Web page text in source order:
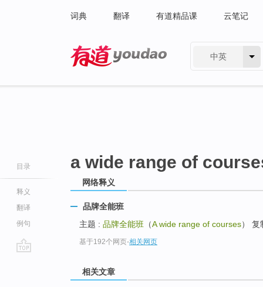
词典 翻译 有道精品课 云笔记
中英
目录
释义
翻译
例句
a wide range of
网络释义
品牌全能班
主题 : 品牌全能班 （A wide range of courses）
基于192个网页-相关网页
相关文章